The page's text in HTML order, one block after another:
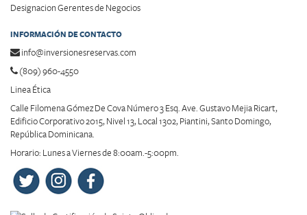
Designacion Gerentes de Negocios
INFORMACIÓN DE CONTACTO
info@inversionesreservas.com
(809) 960-4550
Linea Ética
Calle Filomena Gómez De Cova Número 3 Esq. Ave. Gustavo Mejia Ricart,
Edificio Corporativo 2015, Nivel 13, Local 1302, Piantini, Santo Domingo,
República Dominicana.
Horario: Lunes a Viernes de 8:00am.-5:00pm.